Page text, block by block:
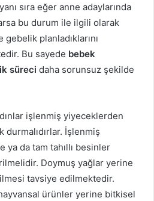
sıra eğer anne adaylarında
bu durum ile ilgili olarak
planladıklarını
Bu sayede bebek
süreci daha sorunsuz şekilde
işlenmiş yiyeceklerden
durmalıdırlar. İşlenmiş
da tam tahıllı besinler
Doymuş yağlar yerine
tavsiye edilmektedir.
ürünler yerine bitkisel